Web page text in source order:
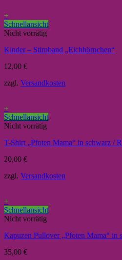
+
Schnellansicht
Nicht vorrätig
Kinder – Stirnband „Eichhörnchen“
12,00 €
zzgl. Versandkosten
+
Schnellansicht
Nicht vorrätig
T-Shirt „Pfoten Mama“ in schwarz /
20,00 €
zzgl. Versandkosten
+
Schnellansicht
Nicht vorrätig
Kapuzen Pullover „Pfoten Mama“ in
35,00 €